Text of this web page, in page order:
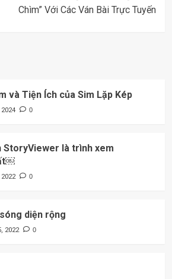
Chìm” Với Các Ván Bài Trực Tuyến
và Tiện Ích của Sim Lặp Kép
0
StoryViewer là trình xem
0
diện rộng
2022 0